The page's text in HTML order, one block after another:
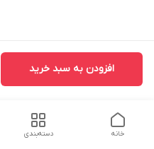
افزودن به سبد خرید
دسته‌بندی خانه